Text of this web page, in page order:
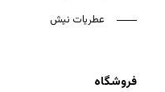
عطریات نیش
فروشگاه